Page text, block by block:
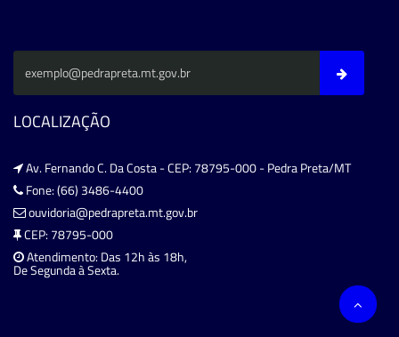
LOCALIZAÇÃO
Av. Fernando C. Da Costa - CEP: 78795-000 - Pedra Preta/MT
Fone: (66) 3486-4400
ouvidoria@pedrapreta.mt.gov.br
CEP: 78795-000
Atendimento: Das 12h às 18h,
De Segunda à Sexta.